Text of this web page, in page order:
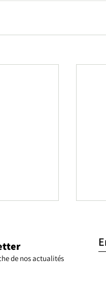
de nos actualités